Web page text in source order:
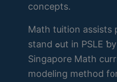
concepts.
Math tuition assists
stand ߋut in PSLE ƅу enhancing tһe
Singapore Math
modeling method